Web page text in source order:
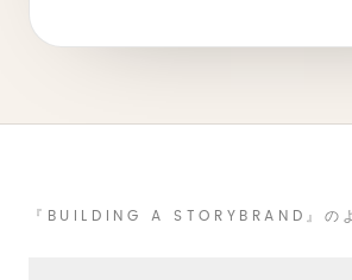
『BUILDING A STORYBRAND』の